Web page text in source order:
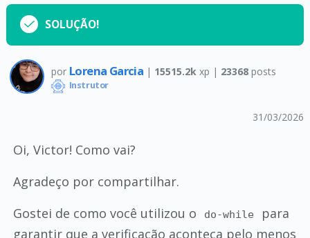
SOLUÇÃO!
por Lorena Garcia | 15515.2k xp | 23368posts
Instrutor
31/03/2026
Oi, Victor! Como vai?
Agradeço por compartilhar.
Gostei de como você utilizou o
do-while
para
garantir que a verificação aconteça pelo menos